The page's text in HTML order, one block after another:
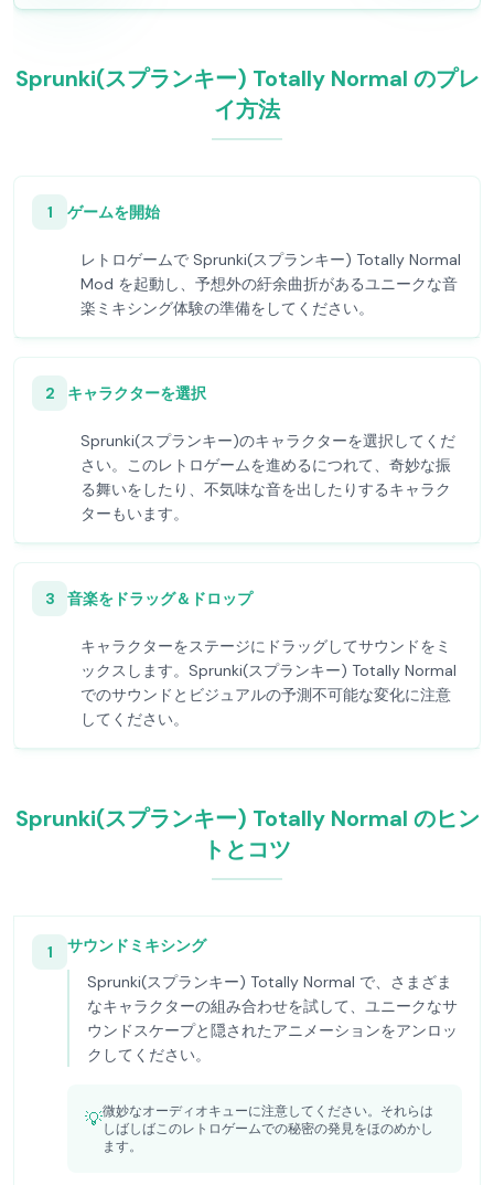
Sprunki(スプランキー) Totally Normal のプレ
イ方法
1 ゲームを開始
レトロゲームで Sprunki(スプランキー) Totally Normal
Mod を起動し、予想外の紆余曲折があるユニークな音
楽ミキシング体験の準備をしてください。
2 キャラクターを選択
Sprunki(スプランキー)のキャラクターを選択してくだ
さい。このレトロゲームを進めるにつれて、奇妙な振
る舞いをしたり、不気味な音を出したりするキャラク
ターもいます。
3 音楽をドラッグ＆ドロップ
キャラクターをステージにドラッグしてサウンドをミ
ックスします。Sprunki(スプランキー) Totally Normal
でのサウンドとビジュアルの予測不可能な変化に注意
してください。
Sprunki(スプランキー) Totally Normal のヒン
トとコツ
1
サウンドミキシング
Sprunki(スプランキー) Totally Normal で、さまざま
なキャラクターの組み合わせを試して、ユニークなサ
ウンドスケープと隠されたアニメーションをアンロッ
クしてください。
💡微妙なオーディオキューに注意してください。それらは
しばしばこのレトロゲームでの秘密の発見をほのめかし
ます。